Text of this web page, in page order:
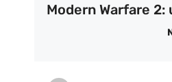
Modern Warfare 2: